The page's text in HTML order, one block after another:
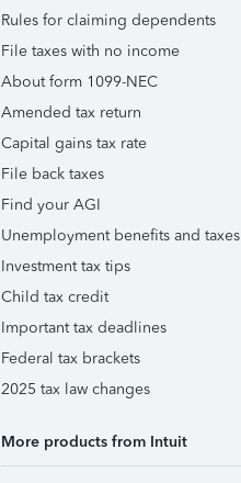
Rules for claiming dependents
File taxes with no income
About form 1099-NEC
Amended tax return
Capital gains tax rate
File back taxes
Find your AGI
Unemployment benefits and taxes
Investment tax tips
Child tax credit
Important tax deadlines
Federal tax brackets
2025 tax law changes
More products from Intuit